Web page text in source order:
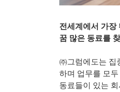
전세계에서 가장
꿈 많은 동료를
㈜그럼에도는 집
하며 업무를 모
동료들이 있는